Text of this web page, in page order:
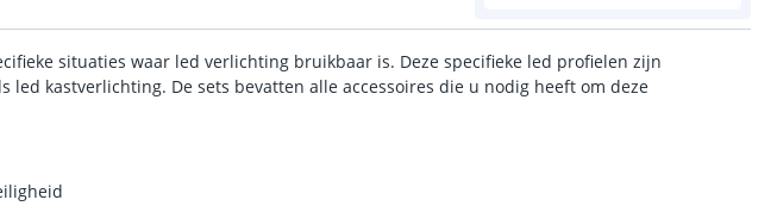
situaties waar led verlichting bruikbaar is. Deze specifieke led profielen zijn
kastverlichting. De sets bevatten alle accessoires die u nodig heeft om deze